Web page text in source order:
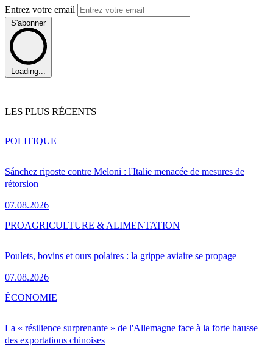
Entrez votre email
S'abonner
Loading...
LES PLUS RÉCENTS
Sánchez riposte contre Meloni : l'Italie menacée de mesures de
rétorsion
07.08.2026
POLITIQUE
Poulets, bovins et ours polaires : la grippe aviaire se propage
07.08.2026
PROAGRICULTURE & ALIMENTATION
La « résilience surprenante » de l'Allemagne face à la forte hausse
des exportations chinoises
ÉCONOMIE